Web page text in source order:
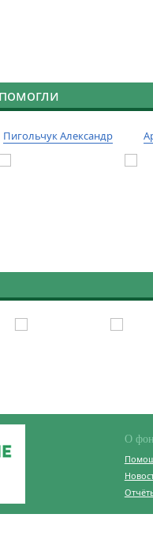
Пигольчук Александр
О